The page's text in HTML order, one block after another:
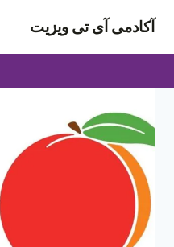
محتوا
آکادمی آی تی ویزیت